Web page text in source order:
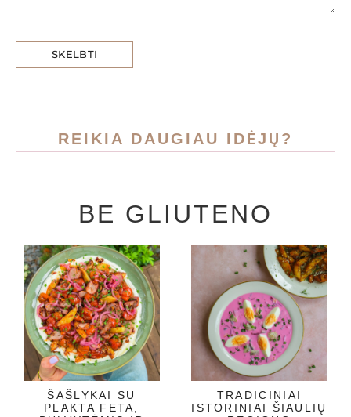
REIKIA DAUGIAU IDĖJŲ?
BE GLIUTENO
ŠAŠLYKAI SU
PLAKTA FETA,
TRADICINIAI
ISTORINIAI ŠIAULIŲ